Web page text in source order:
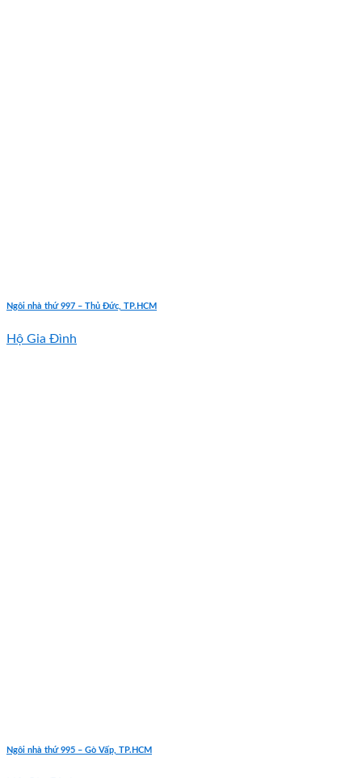
Ngôi nhà thứ 997 – Thủ Đức, TP.HCM
Hộ Gia Đình
Ngôi nhà thứ 995 – Gò Vấp, TP.HCM